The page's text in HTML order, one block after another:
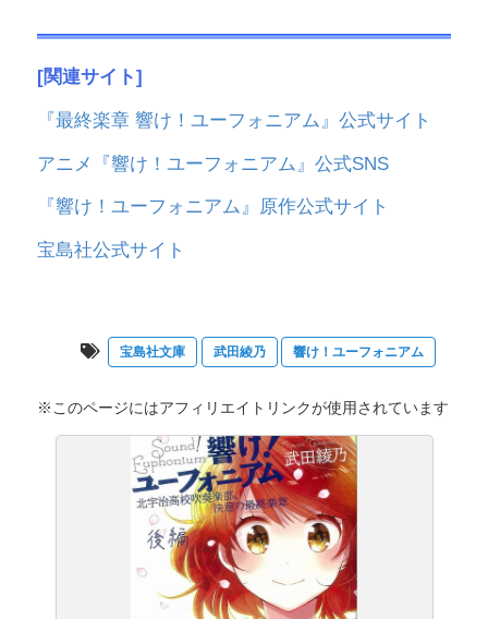
[関連サイト]
『最終楽章 響け！ユーフォニアム』公式サイト
アニメ『響け！ユーフォニアム』公式SNS
『響け！ユーフォニアム』原作公式サイト
宝島社公式サイト
宝島社文庫 武田綾乃 響け！ユーフォニアム
※このページにはアフィリエイトリンクが使用されています